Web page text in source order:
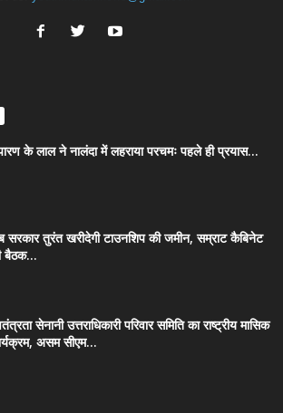
के लाल ने नालंदा में लहराया परचमः पहले ही प्रयास...
सरकार तुरंत खरीदेगी टाउनशिप की जमीन, सम्राट कैबिनेट
बैठक...
सेनानी उत्तराधिकारी परिवार समिति का राष्ट्रीय मासिक
असम सीएम...